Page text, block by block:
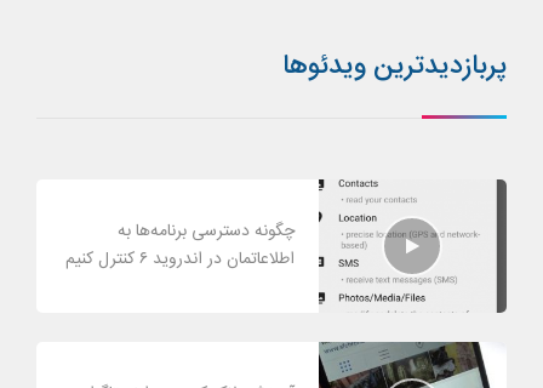
پربازدیدترین ویدئوها
چگونه دسترسی برنامه‌ها به
اطلاعاتمان در اندروید ۶ کنترل کنیم